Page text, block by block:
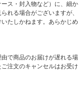
ス・封入物など）に、細か
れる場合がございますが、
たしかねます。あらかじめ
で商品のお届けが遅れる場
注文のキャンセルはお受け